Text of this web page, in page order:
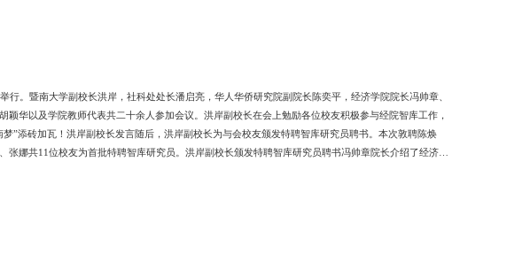
。暨南大学副校长洪岸，社科处处长潘启亮，华人华侨研究院副院长陈奕平，经济学院院长冯帅章、
华以及学院教师代表共二十余人参加会议。洪岸副校长在会上勉励各位校友积极参与经院智库工作，
”添砖加瓦！洪岸副校长发言随后，洪岸副校长为与会校友颁发特聘智库研究员聘书。本次敦聘陈焕
娜共11位校友为首批特聘智库研究员。洪岸副校长颁发特聘智库研究员聘书冯帅章院长介绍了经济学